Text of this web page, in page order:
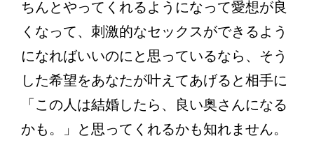
ちんとやってくれるようになって愛想が良
くなって、刺激的なセックスができるよう
になればいいのにと思っているなら、そう
した希望をあなたが叶えてあげると相手に
「この人は結婚したら、良い奥さんになる
かも。」と思ってくれるかも知れません。